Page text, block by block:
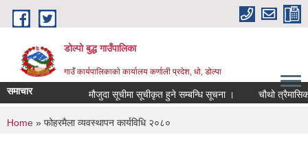
Skip to main content
डोल्पो बुद्ध गाउँपालिका
गाउँ कार्यपालिकाकाे कार्यालय कर्णाली प्रदेश, धो, डोल्पा
समाचार मौजुदा सूचीमा सूचीकृत हुने सम्बन्धि सूचना । चौथो त्रैमासिक
You are here
Home » फोहरमैला व्यवस्थापन कार्यविधि २०८०